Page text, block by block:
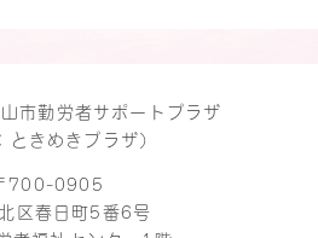
市勤労者サポートプラザ
ときめきプラザ）
700-0905
区春日町5番6号